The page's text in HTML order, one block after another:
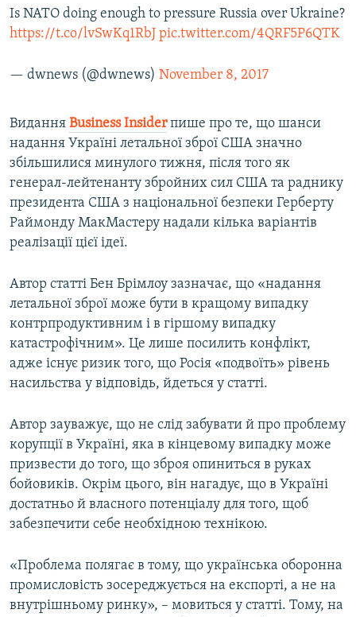
Is NATO doing enough to pressure Russia over Ukraine?
https://t.co/lvSwKq1RbJ pic.twitter.com/4QRF5P6QTK
— dwnews (@dwnews) November 8, 2017
Видання Business Insiderпише про те, що шанси
надання Україні летальної зброї США значно
збільшилися минулого тижня, після того як
генерал-лейтенанту збройних сил США та раднику
президента США з національної безпеки Герберту
Раймонду МакМастеру надали кілька варіантів
реалізації цієї ідеї.
Автор статті Бен Брімлоу зазначає, що «надання
летальної зброї може бути в кращому випадку
контрпродуктивним і в гіршому випадку
катастрофічним». Це лише посилить конфлікт,
адже існує ризик того, що Росія «подвоїть» рівень
насильства у відповідь, йдеться у статті.
Автор зауважує, що не слід забувати й про проблему
корупції в Україні, яка в кінцевому випадку може
призвести до того, що зброя опиниться в руках
бойовиків. Окрім цього, він нагадує, що в Україні
достатньо й власного потенціалу для того, щоб
забезпечити себе необхідною технікою.
«Проблема полягає в тому, що українська оборонна
промисловість зосереджується на експорті, а не на
внутрішньому ринку», – мовиться у статті. Тому, на